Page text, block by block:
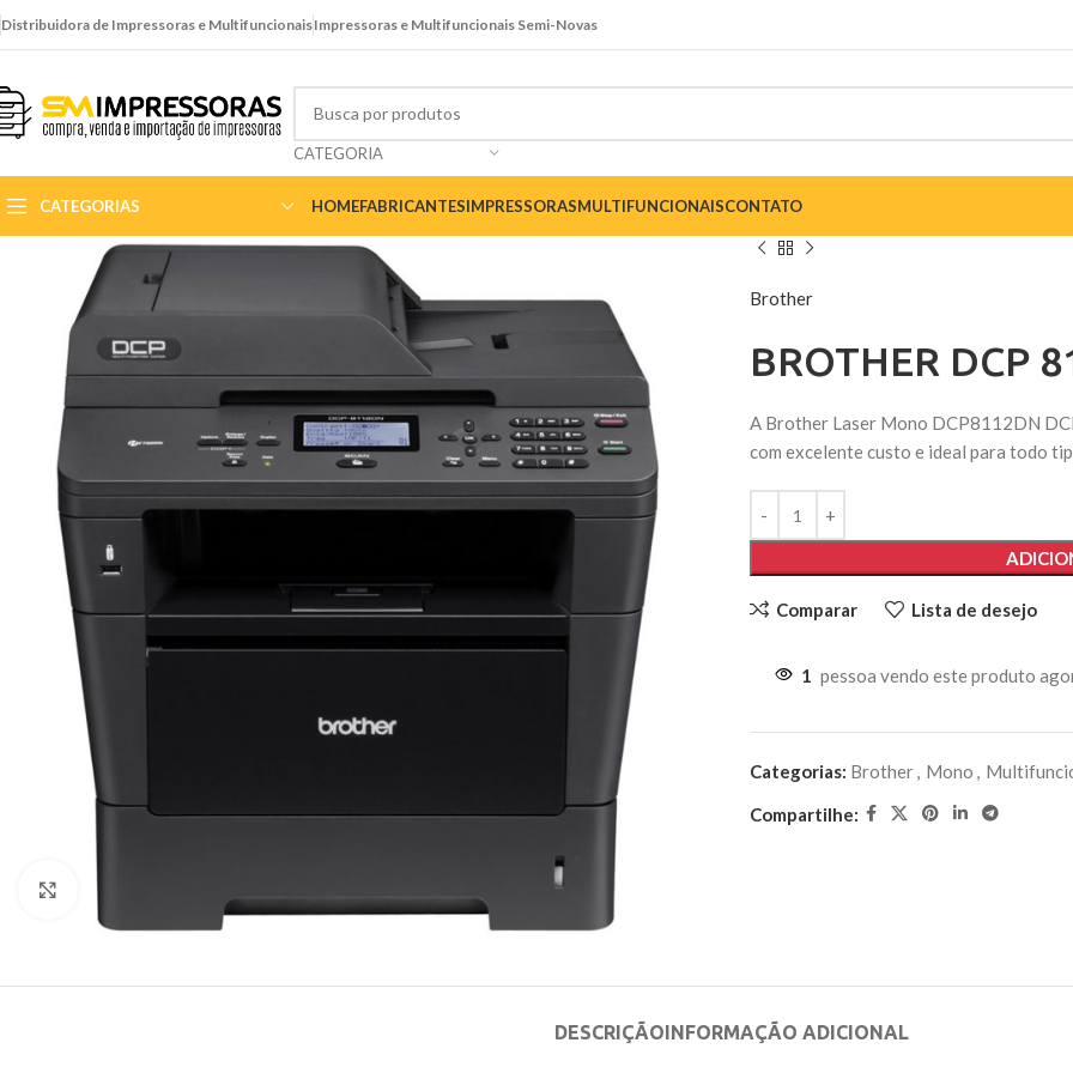
Distribuidora de Impressoras e MultifuncionaisImpressoras e Multifuncionais Semi-Novas
CATEGORIA
CATEGORIAS HOMEFABRICANTESIMPRESSORASMULTIFUNCIONAISCONTATO
Click to enlarge
Brother
BROTHER DCP
A Brother Laser Mono DCP8112DN
com excelente custo e ideal para todo
Comparar Lista de desejo
1 pessoa vendo este produto
Categorias: Brother, Mono ,
Compartilhe:
DESCRIÇÃOINFORMAÇÃO ADICIONAL